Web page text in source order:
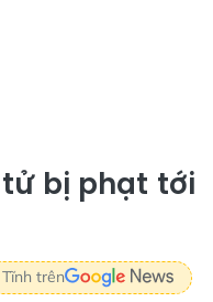
bị phạt tới
trên